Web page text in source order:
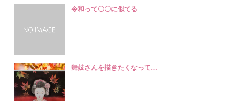
令和って〇〇に似てる
舞妓さんを描きたくなって…